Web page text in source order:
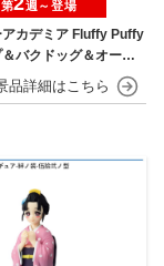
アカデミア Fluffy Puffy
バクドッグ＆オール
第 週～登場